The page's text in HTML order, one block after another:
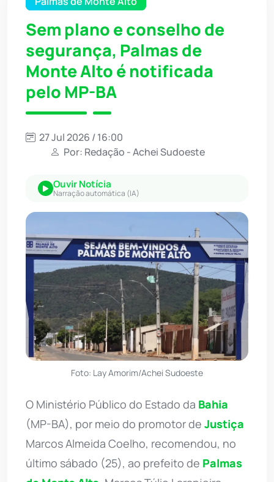
Sem plano e conselho de
segurança, Palmas de
Monte Alto é notificada
pelo MP-BA
27 Jul 2026 / 16:00
Por: Redação - Achei Sudoeste
Ouvir Notícia
Narração automática (IA)
Foto: Lay Amorim/Achei Sudoeste
O Ministério Público do Estado da Bahia
(MP-BA), por meio do promotor de Justiça
Marcos Almeida Coelho, recomendou, no
último sábado (25), ao prefeito de Palmas